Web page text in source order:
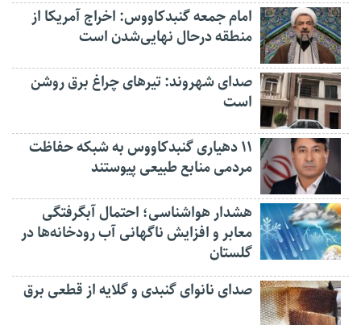
امام جمعه گنبدکاووس: اخراج آمریکا از
منطقه درحال نهایی‌شدن است
صدای شهروند: تیرهای چراغ برق روشن
است
۱۱ دهیاری گنبدکاووس به شبکه حفاظت
مردمی منابع طبیعی پیوستند
هشدار هواشناسی؛ احتمال آبگرفتگی
معابر و افزایش ناگهانی آب رودخانه‌ها در
گلستان
صدای نانوای گنبدی و گلایه از قطعی برق